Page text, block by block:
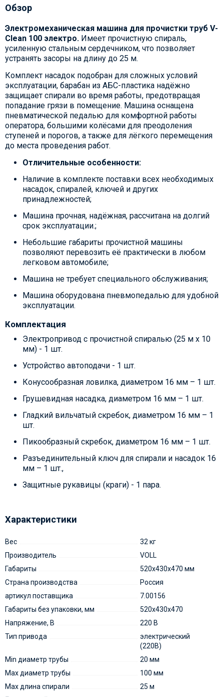
Обзор
Электромеханическая машина для прочистки труб V-
Clean 100 электро. Имеет прочистную спираль,
усиленную стальным сердечником, что позволяет
устранять засоры на длину до 25 м.
Комплект насадок подобран для сложных условий
эксплуатации, барабан из AБС-пластика надёжно
защищает спирали во время работы, предотвращая
попадание грязи в помещение. Машина оснащена
пневматической педалью для комфортной работы
оператора, большими колёсами для преодоления
ступеней и порогов, а также для лёгкого перемещения
до места проведения работ.
Отличительные особенности:
Наличие в комплекте поставки всех необходимых
насадок, спиралей, ключей и других
принадлежностей;
Машина прочная, надёжная, рассчитана на долгий
срок эксплуатации.;
Небольшие габариты прочистной машины
позволяют перевозить её практически в любом
легковом автомобиле;
Машина не требует специального обслуживания;
Машина оборудована пневмопедалью для удобной
эксплуатации.
Комплектация
Электропривод с прочистной спиралью (25 м х 10
мм) - 1 шт.
Устройство автоподачи - 1 шт.
Конусообразная ловилка, диаметром 16 мм – 1 шт.
Грушевидная насадка, диаметром 16 мм – 1 шт.
Гладкий вильчатый скребок, диаметром 16 мм – 1
шт.
Пикообразный скребок, диаметром 16 мм – 1 шт.
Разъединительный ключ для спирали и насадок 16
мм – 1 шт.,
Защитные рукавицы (краги) - 1 пара.
Характеристики
Вес
32 кг
Производитель
VOLL
Габариты
520х430х470 мм
Страна производства
Россия
артикул поставщика
7.00156
Габариты без упаковки, мм
520х430х470
Напряжение, В
220 В
Тип привода
электрический
(220В)
Min диаметр трубы
20 мм
Max диаметр трубы
100 мм
Max длина спирали
25 м